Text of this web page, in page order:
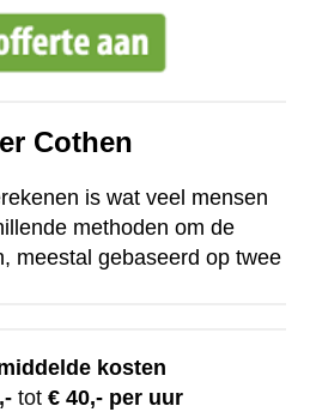
Cothen
is wat veel mensen
methoden om de
meestal gebaseerd op twee
kosten
,- tot € 40,- per uur